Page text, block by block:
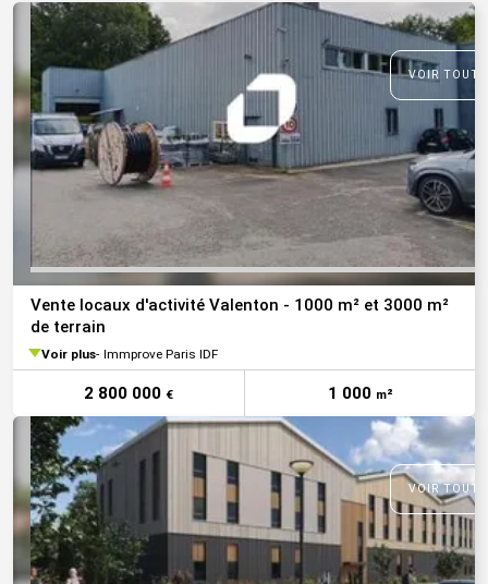
VOIR
Vente locaux d'activité Valenton - 1000 m² et 3000 m²
de terrain
Voir plus Immprove Paris IDF
2 800 000 € 1 000 m²
VOIR